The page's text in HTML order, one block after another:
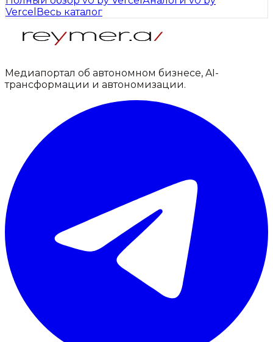
Vercel Весь каталог
Медиапортал об автономном бизнесе, AI-
трансформации и автономизации.